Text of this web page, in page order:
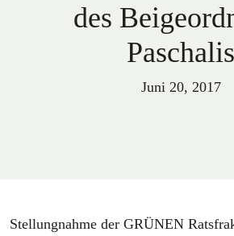
des
Paschalis
Juni 20, 2017
Stellungnahme der GRÜNEN